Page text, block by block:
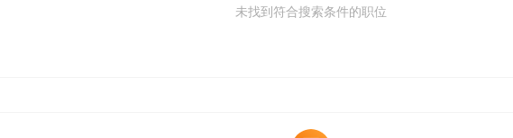
未找到符合搜索条件的职位